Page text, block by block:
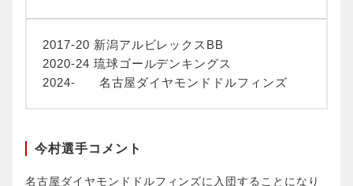
2017-20 新潟アルビレックスBB
2020-24 琉球ゴールデンキングス
2024- 名古屋ダイヤモンドドルフィンズ
今村選手コメント
名古屋ダイヤモンドドルフィンズに入団することになり